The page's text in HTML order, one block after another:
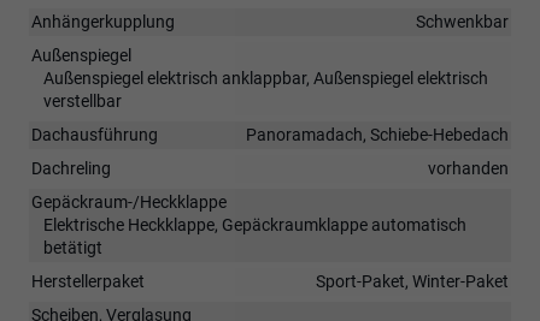
Anhängerkupplung
Schwenkbar
Außenspiegel
Außenspiegel elektrisch anklappbar, Außenspiegel elektrisch
verstellbar
Dachausführung
Panoramadach, Schiebe-Hebedach
Dachreling
vorhanden
Gepäckraum-/Heckklappe
Elektrische Heckklappe, Gepäckraumklappe automatisch
betätigt
Herstellerpaket
Sport-Paket, Winter-Paket
Scheiben, Verglasung